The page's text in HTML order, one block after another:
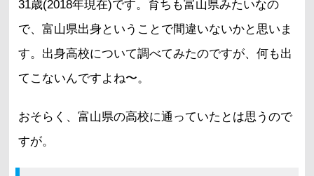
31歳(2018年現在)です。育ちも富山県みたいなの
で、富山県出身ということで間違いないかと思いま
す。出身高校について調べてみたのですが、何も出
てこないんですよね〜。
おそらく、富山県の高校に通っていたとは思うので
すが。